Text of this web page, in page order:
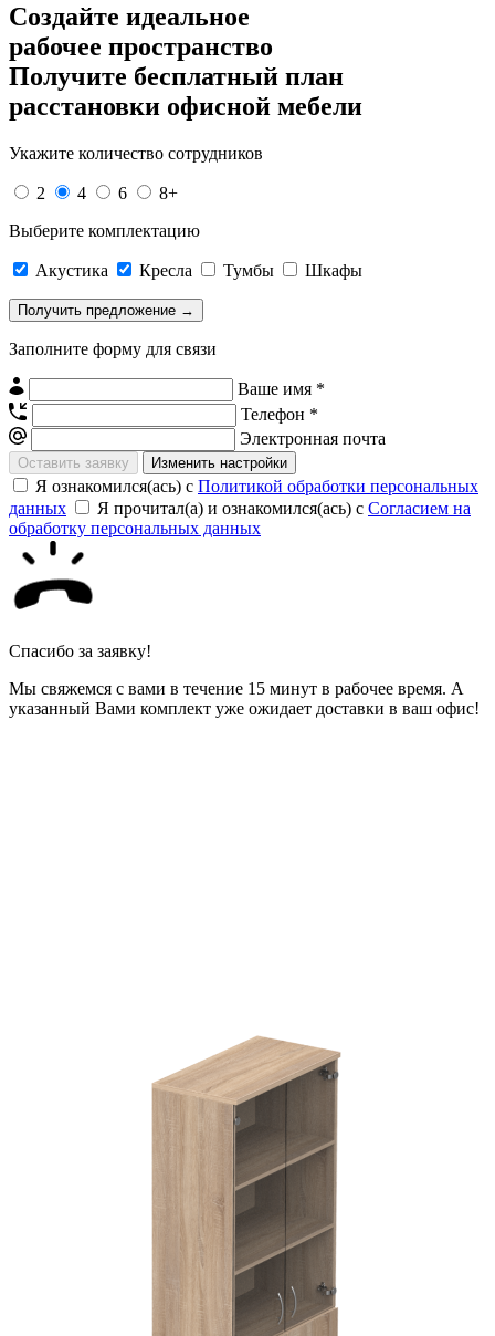
Создайте идеальное
рабочее пространство
Получите бесплатный план
расстановки офисной мебели
Укажите количество сотрудников
2 4 6
8+
Выберите комплектацию
Акустика Кресла Тумбы Шкафы
Заполните форму для связи
Ваше имя *
Телефон *
Электронная почта
Изменить настройки
Я ознакомился(ась) с Политикой обработки персональных
данных
Я прочитал(а) и ознакомился(ась) с Согласием на
обработку персональных данных
Спасибо за заявку!
Мы свяжемся с вами в течение 15 минут в рабочее время. А
указанный Вами комплект уже ожидает доставки в ваш офис!